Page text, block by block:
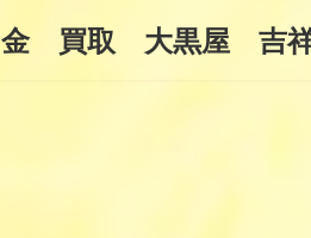
金 買取 大黒屋 吉祥